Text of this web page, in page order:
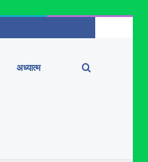
अध्यात्म Search